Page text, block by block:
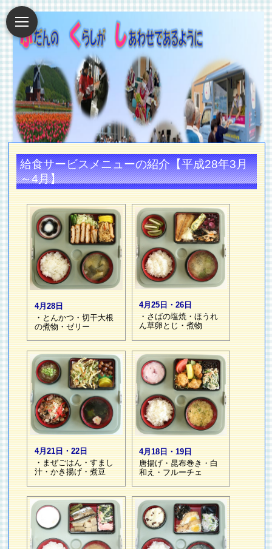
給食サービスメニューの紹介【平成28年3月
～4月】
4月28日
・とんかつ・切干大根
の煮物・ゼリー
4月25日・26日
・さばの塩焼・ほうれ
ん草卵とじ・煮物
4月21日・22日
・まぜごはん・すまし
汁・かき揚げ・煮豆
4月18日・19日
唐揚げ・昆布巻き・白
和え・フルーチェ